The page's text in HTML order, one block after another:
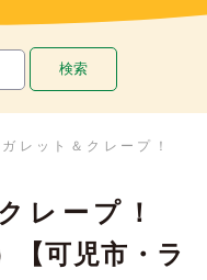
ガレット＆クレープ！
レープ！
【可児市・ラ